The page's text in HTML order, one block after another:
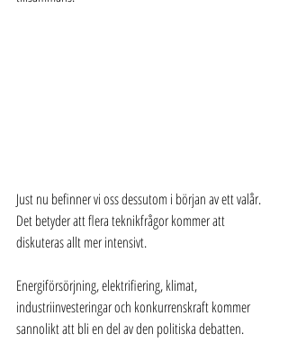
Just nu befinner vi oss dessutom i början av ett valår.
Det betyder att flera teknikfrågor kommer att
diskuteras allt mer intensivt.
Energiförsörjning, elektrifiering, klimat,
industriinvesteringar och konkurrenskraft kommer
sannolikt att bli en del av den politiska debatten.